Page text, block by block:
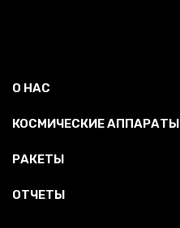
О НАС
КОСМИЧЕСКИЕ АППАРАТЫ
РАКЕТЫ
ОТЧЕТЫ